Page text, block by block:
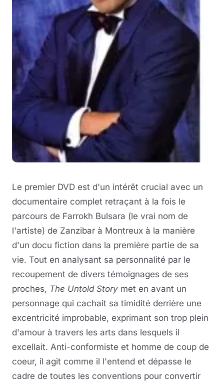
Le premier DVD est d'un intérêt crucial avec un
documentaire complet retraçant à la fois le
parcours de Farrokh Bulsara (le vrai nom de
l'artiste) de Zanzibar à Montreux à la manière
d'un docu fiction dans la première partie de sa
vie. Tout en analysant sa personnalité par le
recoupement de divers témoignages de ses
proches, The Untold Story met en avant un
personnage qui cachait sa timidité derrière une
excentricité improbable, exprimant son trop plein
d'amour à travers les arts dans lesquels il
excellait. Anti-conformiste et homme de coup de
coeur, il agit comme il l'entend et dépasse le
cadre de toutes les conventions pour convertir